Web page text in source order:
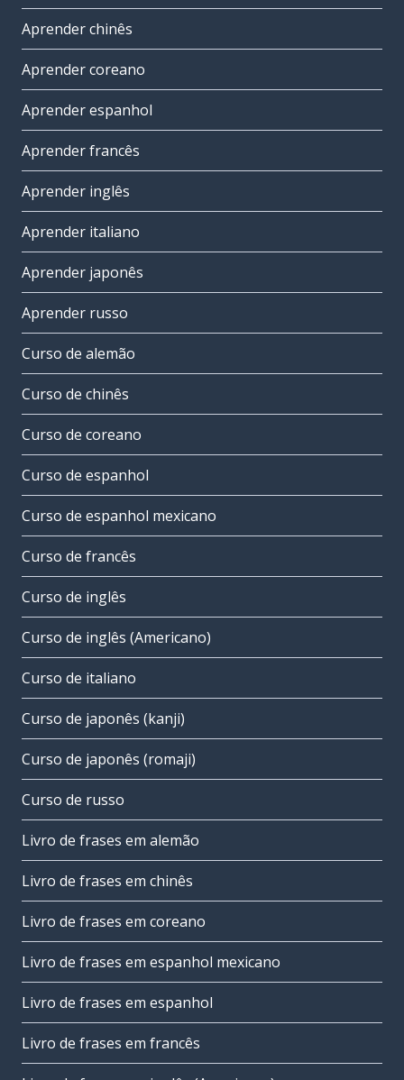
Aprender chinês
Aprender coreano
Aprender espanhol
Aprender francês
Aprender inglês
Aprender italiano
Aprender japonês
Aprender russo
Curso de alemão
Curso de chinês
Curso de coreano
Curso de espanhol
Curso de espanhol mexicano
Curso de francês
Curso de inglês
Curso de inglês (Americano)
Curso de italiano
Curso de japonês (kanji)
Curso de japonês (romaji)
Curso de russo
Livro de frases em alemão
Livro de frases em chinês
Livro de frases em coreano
Livro de frases em espanhol mexicano
Livro de frases em espanhol
Livro de frases em francês